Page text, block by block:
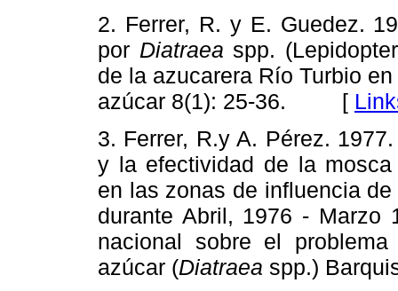
2. Ferrer, R. y E. Guedez.
por Diatraea spp.
de la azucarera Río Turbio
azúcar 8(1): 25-36. [
3. Ferrer, R.y A. Pérez.
y la efectividad de la
en las zonas de influencia
durante Abril, 1976 - Marzo
nacional sobre el
azúcar (Diatraea spp.)